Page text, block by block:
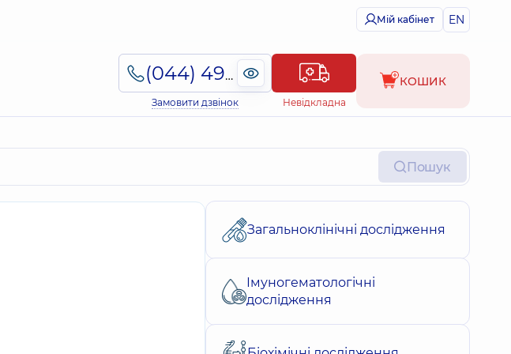
Мій кабінет EN
(044) 495-2-888
Замовити дзвінок Невідкладна
КОШИК
Пошук
Загальноклінічні дослідження
Імуногематологічні
дослідження